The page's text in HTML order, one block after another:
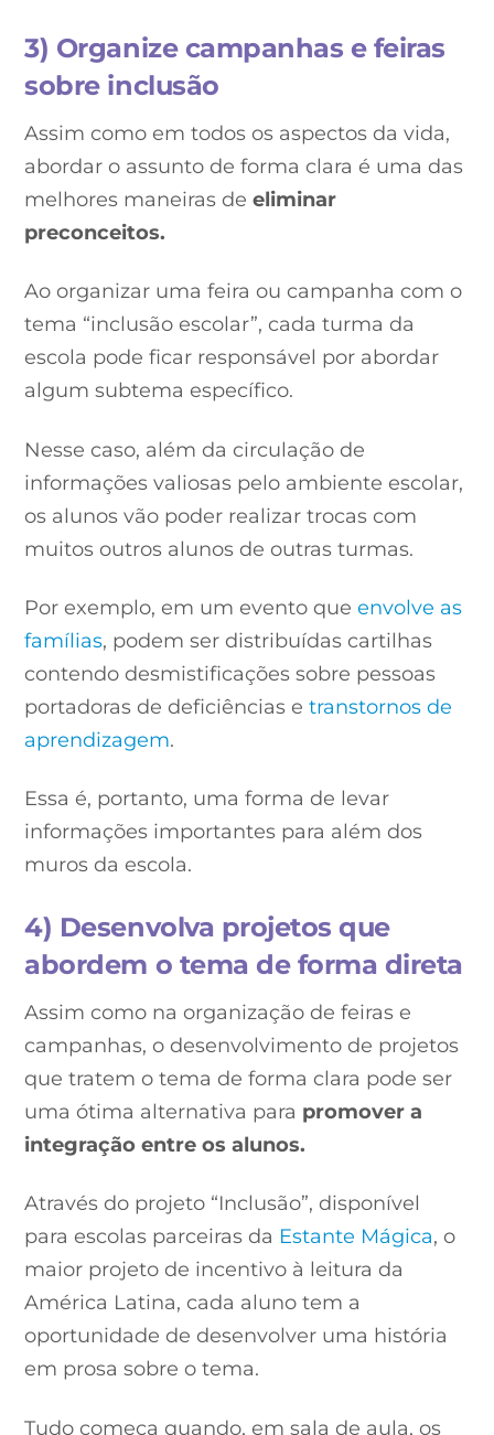
3) Organize campanhas e feiras
sobre inclusão
Assim como em todos os aspectos da vida,
abordar o assunto de forma clara é uma das
melhores maneiras deeliminar
preconceitos.
Ao organizar uma feira ou campanha com o
tema “inclusão escolar”, cada turma da
escola pode ficar responsável por abordar
algum subtema específico.
Nesse caso, além da circulação de
informações valiosas pelo ambiente escolar,
os alunos vão poder realizar trocas com
muitos outros alunos de outras turmas.
Por exemplo, em um evento que envolve as
famílias, podem ser distribuídas cartilhas
contendo desmistificações sobre pessoas
portadoras de deficiências e transtornos de
aprendizagem.
Essa é, portanto, uma forma de levar
informações importantes para além dos
muros da escola.
4) Desenvolva projetos que
abordem o tema de forma direta
Assim como na organização de feiras e
campanhas, o desenvolvimento de projetos
que tratem o tema de forma clara pode ser
uma ótima alternativa para promover a
integração entre os alunos.
Através do projeto “Inclusão”, disponível
para escolas parceiras da Estante Mágica, o
maior projeto de incentivo à leitura da
América Latina, cada aluno tem a
oportunidade de desenvolver uma história
em prosa sobre o tema.
Tudo começa quando, em sala de aula, os